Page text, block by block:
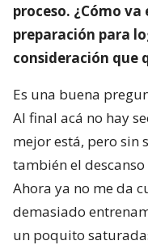
proceso. ¿Cómo
preparación para
consideración que
Es una buena
Al final acá no hay
mejor está, pero sin
también el
Ahora ya no me da
demasiado
un poquito